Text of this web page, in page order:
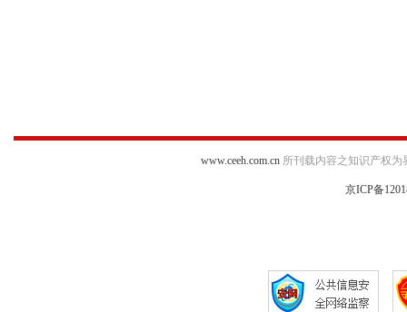
www.ceeh.com.cn所刊载内容之知识产权为
京ICP备